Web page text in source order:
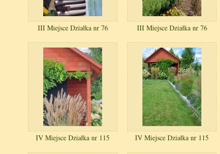
III Miejsce Działka nr 76 III Miejsce Działka nr 76
IV Miejsce Działka nr 115 IV Miejsce Działka nr 115